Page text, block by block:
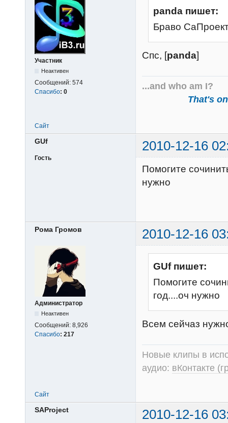
Участник
Неактивен
Сообщений: 574
Спасибо: 0
panda пишет:
Браво
Спс, [panda]
...and who am I?
That's
Сайт
GUf 2010-12-16
Гость
Помогите
нужно
Рома Громов 2010-12-16
Администратор
Неактивен
Сообщений: 8,926
Спасибо: 217
GUf пишет:
Помогите
год....оч нужно
Всем сейчаз
Новые клипы в
аудио: вКонтакте
Сайт
SAProject 2010-12-16